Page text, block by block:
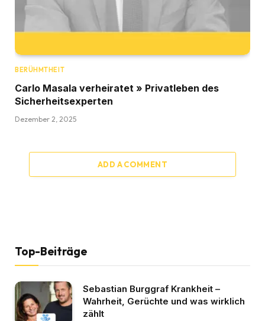
BERÜHMTHEIT
Carlo Masala verheiratet » Privatleben des
Sicherheitsexperten
Dezember 2, 2025
ADD A COMMENT
Top-Beiträge
Sebastian Burggraf Krankheit –
Wahrheit, Gerüchte und was wirklich
zählt